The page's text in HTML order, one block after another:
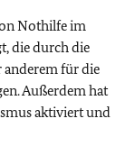
Nothilfe im
die durch die
anderem für die
Außerdem hat
aktiviert und